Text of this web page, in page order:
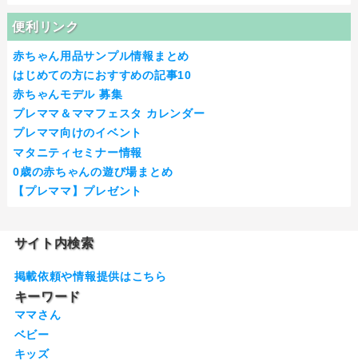
便利リンク
赤ちゃん用品サンプル情報まとめ
はじめての方におすすめの記事10
赤ちゃんモデル 募集
プレママ＆ママフェスタ カレンダー
プレママ向けのイベント
マタニティセミナー情報
0歳の赤ちゃんの遊び場まとめ
【プレママ】プレゼント
サイト内検索
掲載依頼や情報提供はこちら
キーワード
ママさん
ベビー
キッズ